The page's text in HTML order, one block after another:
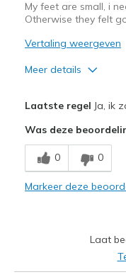
My feet are small, i
Otherwise they felt
Vertaling weergeven
Meer details
Durable
Minpunten
Need Break In
Laatste regel Ja, ik
Was deze
0 0
Markeer deze
Laat